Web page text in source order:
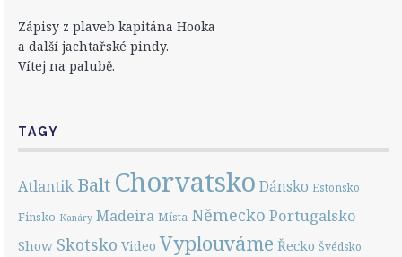
Zápisy z plaveb kapitána Hooka
a další jachtařské pindy.
Vítej na palubě.
TAGY
Atlantik Balt Chorvatsko Dánsko Estonsko
Finsko Kanáry Madeira Místa Německo Portugalsko
Show Skotsko Video Vyplouváme Řecko Švédsko